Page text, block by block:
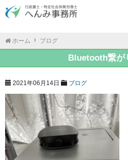
ホーム ブログ
Bluetooth繋が
2021年06月14日 ブログ